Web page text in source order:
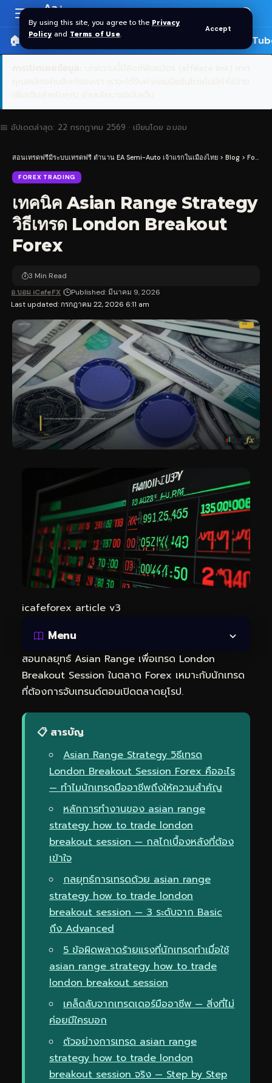
By using this site, you agree to the Privacy
Policy and Terms of Use.
Accept
Resizer
Aa
🏠 หน้าแรก ราคาทอง SPDR 🎬
📅 อัปเดตล่าสุด: 22 กรกฎาคม 2569 · เขียนโดย อ.บอม
สอนเทรดฟรีมีระบบเทรดฟรี ตำนาน EA Semi-Auto เจ้าแรกในเมืองไทย > Blog > Forex Trading
FOREX TRADING
เทคนิค Asian Range Strategy
วิธีเทรด London Breakout
Forex
Last updated: กรกฎาคม 22, 2026 6:11 am
อ.บอม iCafeFX Published: มีนาคม 9, 2026
3 Min Read
icafeforex article v3
Menu
สอนกลยุทธ์ Asian Range เพื่อเทรด London
Breakout Session ในตลาด Forex เหมาะกับนักเทรด
ที่ต้องการจับเทรนด์ตอนเปิดตลาดยุโรป.
📋 สารบัญ
Asian Range Strategy วิธีเทรด
London Breakout Session Forex คืออะไร
— ทำไมนักเทรดมืออาชีพถึงให้ความสำคัญ
หลักการทำงานของ asian range
strategy how to trade london
breakout session — กลไกเบื้องหลังที่ต้อง
เข้าใจ
กลยุทธ์การเทรดด้วย asian range
strategy how to trade london
breakout session — 3 ระดับจาก Basic
ถึง Advanced
5 ข้อผิดพลาดร้ายแรงที่นักเทรดทำเมื่อใช้
asian range strategy how to trade
london breakout session
เคล็ดลับจากเทรดเดอร์มืออาชีพ — สิ่งที่ไม่
ค่อยมีใครบอก
ตัวอย่างการเทรด asian range
strategy how to trade london
breakout session จริง — Step by Step